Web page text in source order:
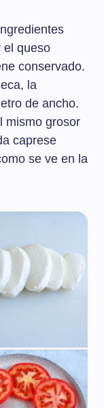
el queso
conservado.
la
de ancho.
mismo grosor
caprese
se ve en la